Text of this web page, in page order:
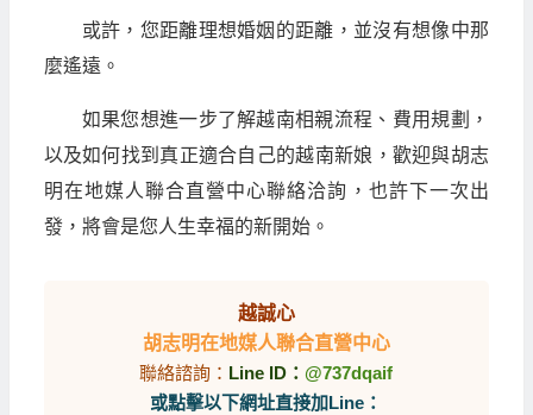
或許，您距離理想婚姻的距離，並沒有想像中那
麼遙遠。
如果您想進一步了解越南相親流程、費用規劃，
以及如何找到真正適合自己的越南新娘，歡迎與胡志
明在地媒人聯合直營中心聯絡洽詢，也許下一次出
發，將會是您人生幸福的新開始。
越誠心
胡志明在地媒人聯合直營中心
聯絡諮詢： Line ID：@737dqaif
或點擊以下網址直接加Line：